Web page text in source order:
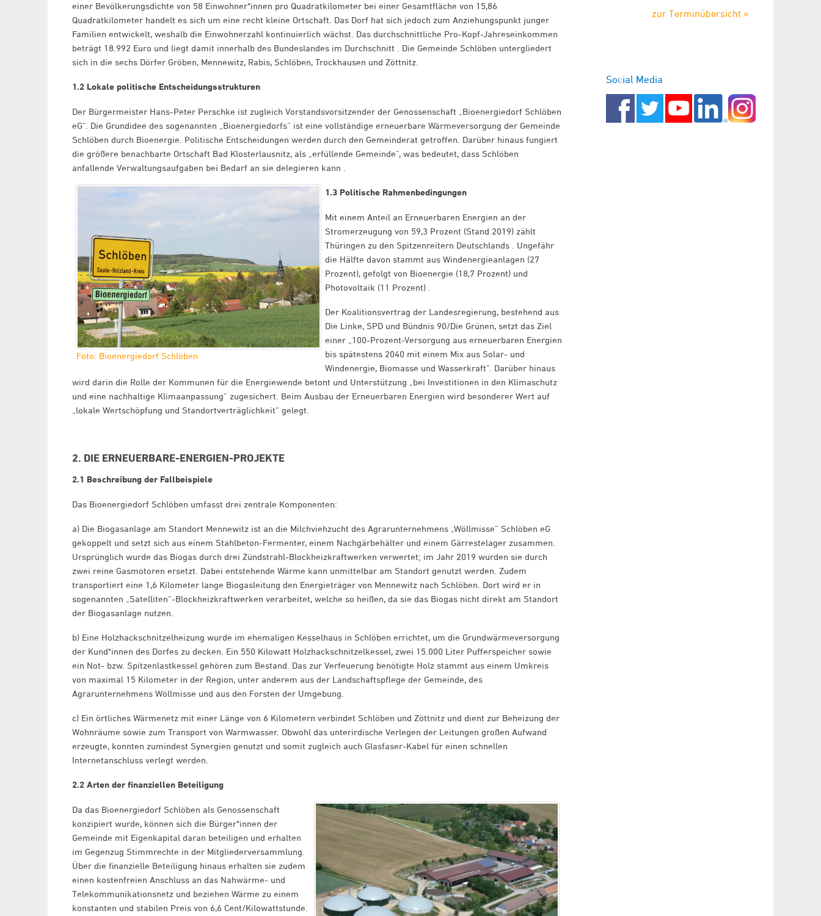
einer Bevölkerungsdichte von 58 Einwohner*innen pro Quadratkilometer bei einer Gesamtfläche von 15,86
Quadratkilometer handelt es sich um eine recht kleine Ortschaft. Das Dorf hat sich jedoch zum Anziehungspunkt junger
Familien entwickelt, weshalb die Einwohnerzahl kontinuierlich wächst. Das durchschnittliche Pro-Kopf-Jahreseinkommen
beträgt 18.992 Euro und liegt damit innerhalb des Bundeslandes im Durchschnitt . Die Gemeinde Schlöben untergliedert
sich in die sechs Dörfer Gröben, Mennewitz, Rabis, Schlöben, Trockhausen und Zöttnitz.
1.2 Lokale politische Entscheidungsstrukturen
Der Bürgermeister Hans-Peter Perschke ist zugleich Vorstandsvorsitzender der Genossenschaft „Bioenergiedorf Schlöben
eG“. Die Grundidee des sogenannten „Bioenergiedorfs“ ist eine vollständige erneuerbare Wärmeversorgung der Gemeinde
Schlöben durch Bioenergie. Politische Entscheidungen werden durch den Gemeinderat getroffen. Darüber hinaus fungiert
die größere benachbarte Ortschaft Bad Klosterlausnitz, als „erfüllende Gemeinde“, was bedeutet, dass Schlöben
anfallende Verwaltungsaufgaben bei Bedarf an sie delegieren kann .
Foto: Bioenergiedorf Schlöben
1.3 Politische Rahmenbedingungen
Mit einem Anteil an Erneuerbaren Energien an der
Stromerzeugung von 59,3 Prozent (Stand 2019) zählt
Thüringen zu den Spitzenreitern Deutschlands . Ungefähr
die Hälfte davon stammt aus Windenergieanlagen (27
Prozent), gefolgt von Bioenergie (18,7 Prozent) und
Photovoltaik (11 Prozent) .
Der Koalitionsvertrag der Landesregierung, bestehend aus
Die Linke, SPD und Bündnis 90/Die Grünen, setzt das Ziel
einer „100-Prozent-Versorgung aus erneuerbaren Energien
bis spätestens 2040 mit einem Mix aus Solar- und
Windenergie, Biomasse und Wasserkraft“. Darüber hinaus
wird darin die Rolle der Kommunen für die Energiewende betont und Unterstützung „bei Investitionen in den Klimaschutz
und eine nachhaltige Klimaanpassung“ zugesichert. Beim Ausbau der Erneuerbaren Energien wird besonderer Wert auf
„lokale Wertschöpfung und Standortverträglichkeit“ gelegt.
2. DIE ERNEUERBARE-ENERGIEN-PROJEKTE
2.1 Beschreibung der Fallbeispiele
Das Bioenergiedorf Schlöben umfasst drei zentrale Komponenten:
a) Die Biogasanlage am Standort Mennewitz ist an die Milchviehzucht des Agrarunternehmens „Wöllmisse“ Schlöben eG
gekoppelt und setzt sich aus einem Stahlbeton-Fermenter, einem Nachgärbehälter und einem Gärrestelager zusammen.
Ursprünglich wurde das Biogas durch drei Zündstrahl-Blockheizkraftwerken verwertet; im Jahr 2019 wurden sie durch
zwei reine Gasmotoren ersetzt. Dabei entstehende Wärme kann unmittelbar am Standort genutzt werden. Zudem
transportiert eine 1,6 Kilometer lange Biogasleitung den Energieträger von Mennewitz nach Schlöben. Dort wird er in
sogenannten „Satelliten“-Blockheizkraftwerken verarbeitet, welche so heißen, da sie das Biogas nicht direkt am Standort
der Biogasanlage nutzen.
b) Eine Holzhackschnitzelheizung wurde im ehemaligen Kesselhaus in Schlöben errichtet, um die Grundwärmeversorgung
der Kund*innen des Dorfes zu decken. Ein 550 Kilowatt Holzhackschnitzelkessel, zwei 15.000 Liter Pufferspeicher sowie
ein Not- bzw. Spitzenlastkessel gehören zum Bestand. Das zur Verfeuerung benötigte Holz stammt aus einem Umkreis
von maximal 15 Kilometer in der Region, unter anderem aus der Landschaftspflege der Gemeinde, des
Agrarunternehmens Wöllmisse und aus den Forsten der Umgebung.
c) Ein örtliches Wärmenetz mit einer Länge von 6 Kilometern verbindet Schlöben und Zöttnitz und dient zur Beheizung der
Wohnräume sowie zum Transport von Warmwasser. Obwohl das unterirdische Verlegen der Leitungen großen Aufwand
erzeugte, konnten zumindest Synergien genutzt und somit zugleich auch Glasfaser-Kabel für einen schnellen
Internetanschluss verlegt werden.
2.2 Arten der finanziellen Beteiligung
Da das Bioenergiedorf Schlöben als Genossenschaft
konzipiert wurde, können sich die Bürger*innen der
Gemeinde mit Eigenkapital daran beteiligen und erhalten
im Gegenzug Stimmrechte in der Mitgliederversammlung.
Über die finanzielle Beteiligung hinaus erhalten sie zudem
einen kostenfreien Anschluss an das Nahwärme- und
Telekommunikationsnetz und beziehen Wärme zu einem
konstanten und stabilen Preis von 6,6 Cent/Kilowattstunde.
zur Terminübersicht »
Social Media